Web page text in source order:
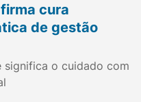
cura
de gestão
significa o cuidado com